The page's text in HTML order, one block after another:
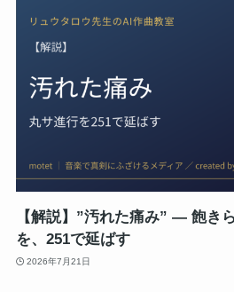
【解説】”汚れた痛み” ― 飽き
を、251で延ばす
2026年7月21日